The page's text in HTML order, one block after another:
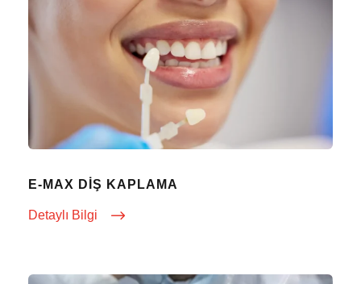
E-MAX DIŞ KAPLAMA
Detaylı Bilgi